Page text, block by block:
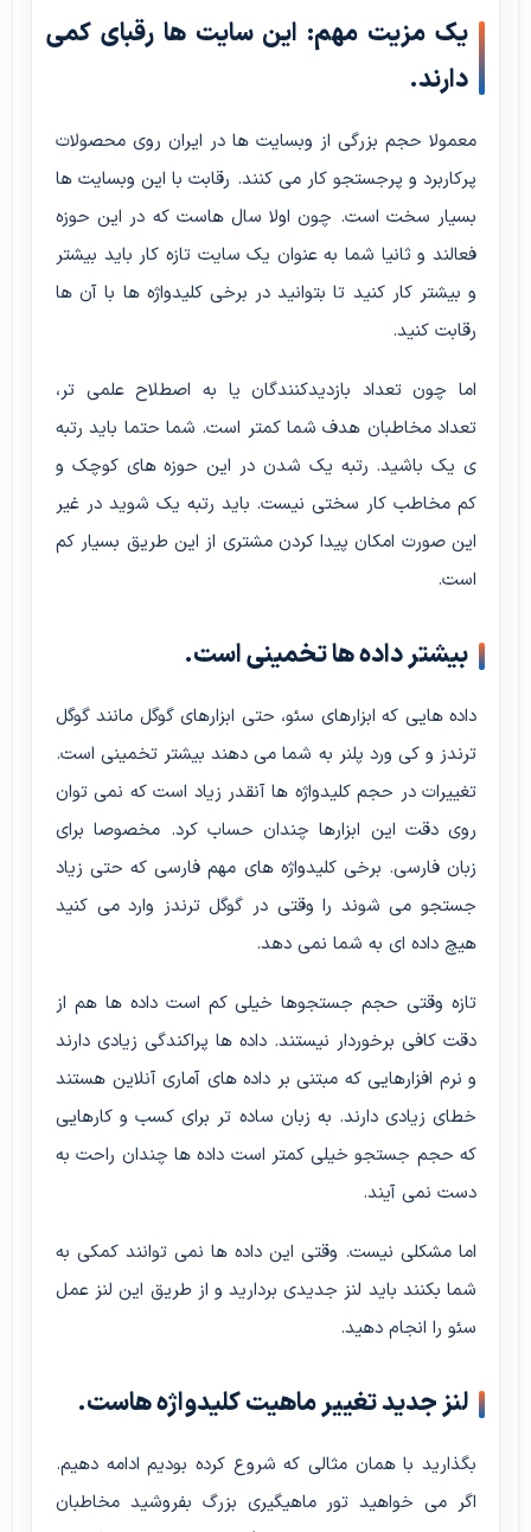
یک مزیت مهم: این سایت ها رقبای کمی
دارند.
معمولا حجم بزرگی از وبسایت ها در ایران روی محصولات
پرکاربرد و پرجستجو کار می کنند. رقابت با این وبسایت ها
بسیار سخت است. چون اولا سال هاست که در این حوزه
فعالند و ثانیا شما به عنوان یک سایت تازه کار باید بیشتر
و بیشتر کار کنید تا بتوانید در برخی کلیدواژه ها با آن ها
رقابت کنید.
اما چون تعداد بازدیدکنندگان یا به اصطلاح علمی تر،
تعداد مخاطبان هدف شما کمتر است. شما حتما باید رتبه
ی یک باشید. رتبه یک شدن در این حوزه های کوچک و
کم مخاطب کار سختی نیست. باید رتبه یک شوید در غیر
این صورت امکان پیدا کردن مشتری از این طریق بسیار کم
است.
بیشتر داده ها تخمینی است.
داده هایی که ابزارهای سئو، حتی ابزارهای گوگل مانند گوگل
ترندز و کی ورد پلنر به شما می دهند بیشتر تخمینی است.
تغییرات در حجم کلیدواژه ها آنقدر زیاد است که نمی توان
روی دقت این ابزارها چندان حساب کرد. مخصوصا برای
زبان فارسی. برخی کلیدواژه های مهم فارسی که حتی زیاد
جستجو می شوند را وقتی در گوگل ترندز وارد می کنید
هیچ داده ای به شما نمی دهد.
تازه وقتی حجم جستجوها خیلی کم است داده ها هم از
دقت کافی برخوردار نیستند. داده ها پراکندگی زیادی دارند
و نرم افزارهایی که مبتنی بر داده های آماری آنلاین هستند
خطای زیادی دارند. به زبان ساده تر برای کسب و کارهایی
که حجم جستجو خیلی کمتر است داده ها چندان راحت به
دست نمی آیند.
اما مشکلی نیست. وقتی این داده ها نمی توانند کمکی به
شما بکنند باید لنز جدیدی بردارید و از طریق این لنز عمل
سئو را انجام دهید.
لنز جدید تغییر ماهیت کلیدواژه هاست.
بگذارید با همان مثالی که شروع کرده بودیم ادامه دهیم.
اگر می خواهید تور ماهیگیری بزرگ بفروشید مخاطبان